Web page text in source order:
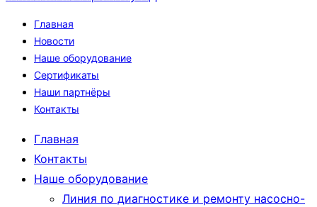
Главная
Новости
Наше оборудование
Сертификаты
Наши партнёры
Контакты
Главная
Контакты
Наше оборудование
Линия по диагностике и ремонту насосно-